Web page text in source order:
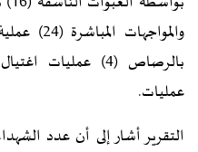
عمليات.
التقرير أشار إلى أن عدد